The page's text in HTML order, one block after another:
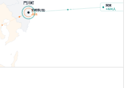
宮崎県(他)
-331
門川町
関東
+424人